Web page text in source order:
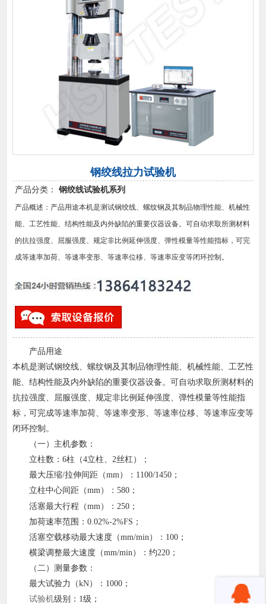
钢绞线拉力试验机
产品分类： 钢绞线试验机系列
产品概述：产品用途本机是测试钢绞线、螺纹钢及其制品物理性能、机械性
能、工艺性能、结构性能及内外缺陷的重要仪器设备。可自动求取所测材料
的抗拉强度、屈服强度、规定非比例延伸强度、弹性模量等性能指标，可完
成等速率加荷、等速率变形、等速率位移、等速率应变等闭环控制。
产品用途
本机是测试钢绞线、螺纹钢及其制品物理性能、机械性能、工艺性
能、结构性能及内外缺陷的重要仪器设备。可自动求取所测材料的
抗拉强度、屈服强度、规定非比例延伸强度、弹性模量等性能指
标，可完成等速率加荷、等速率变形、等速率位移、等速率应变等
闭环控制。
（一）主机参数：
立柱数： 6柱（4立柱、 2丝杠）；
最大压缩/拉伸间距（mm ）： 1100/1450 ；
立柱中心间距（mm ）： 580 ；
活塞最大行程（mm ）： 250 ；
加荷速率范围： 0.02%-2%FS ；
活塞空载移动最大速度（mm/min ）： 100 ；
横梁调整最大速度（mm/min ）：约220 ；
（二）测量参数：
最大试验力（kN）： 1000 ；
试验机级别： 1级；